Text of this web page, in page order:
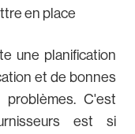
en place
une planification
et de bonnes
C'est
est si